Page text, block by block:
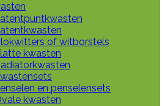
of witborstels
kwasten
en penselensets
kwasten